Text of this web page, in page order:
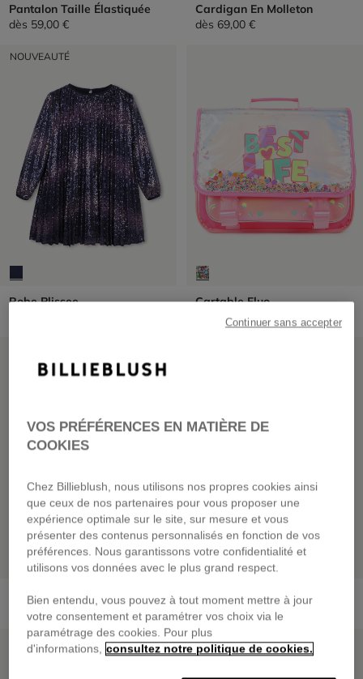
Pantalon Taille Élastiquée
dès 59,00 €
Cardigan En Molleton
dès 69,00 €
NOUVEAUTÉ
Robe Plissee
Cartable Fluo
69,00 €
Pantalon En Denim
dès65,00 €
Pantalon De Jogging
dès55,00 €
NOUVEAUTÉ NOUVEAUTÉ
VOS PRÉFÉRENCES EN MATIÈRE DE
COOKIES
Chez Billieblush, nous utilisons nos propres cookies ainsi
que ceux de nos partenaires pour vous proposer une
expérience optimale sur le site, sur mesure et vous
présenter des contenus personnalisés en fonction de vos
préférences. Nous garantissons votre confidentialité et
utilisons vos données avec le plus grand respect.
Bien entendu, vous pouvez à tout moment mettre à jour
votre consentement et paramétrer vos choix via le
paramétrage des cookies. Pour plus
d'informations, consultez notre politique de cookies.
Continuer sans accepter